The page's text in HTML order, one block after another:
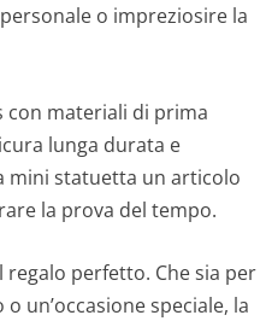
o impreziosire la
con materiali di prima
lunga durata e
mini statuetta un articolo
la prova del tempo.
regalo perfetto. Che sia per
un’occasione speciale, la